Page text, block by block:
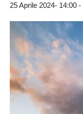
25 Aprile 2024- 14:00 -